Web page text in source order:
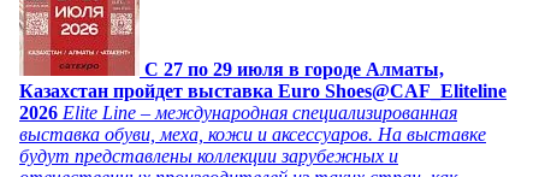
C 27 по 29 июля в городе Алматы,
Казахстан пройдет выставка Euro Shoes@CAF_Eliteline
2026 Elite Line – международная специализированная
выставка обуви, меха, кожи и аксессуаров. На выставке
будут представлены коллекции зарубежных и